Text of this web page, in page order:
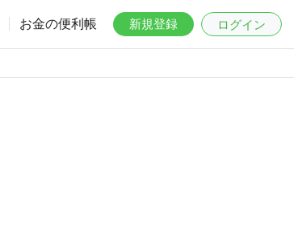
お金の便利帳 新規登録 ログイン